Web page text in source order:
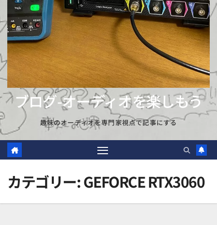
ブログ-オーディオを楽しもう
趣味のオーディオを専門家視点で記事にする
カテゴリー:GEFORCE RTX3060